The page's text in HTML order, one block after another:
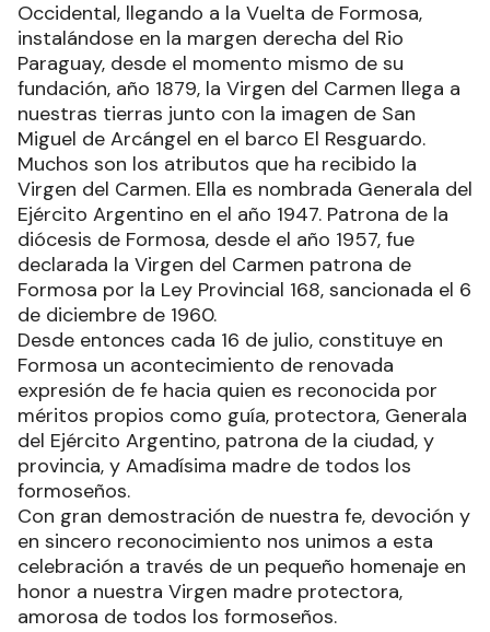
Occidental, llegando a la Vuelta de Formosa,
instalándose en la margen derecha del Rio
Paraguay, desde el momento mismo de su
fundación, año 1879, la Virgen del Carmen llega a
nuestras tierras junto con la imagen de San
Miguel de Arcángel en el barco El Resguardo.
Muchos son los atributos que ha recibido la
Virgen del Carmen. Ella es nombrada Generala del
Ejército Argentino en el año 1947. Patrona de la
diócesis de Formosa, desde el año 1957, fue
declarada la Virgen del Carmen patrona de
Formosa por la Ley Provincial 168, sancionada el 6
de diciembre de 1960.
Desde entonces cada 16 de julio, constituye en
Formosa un acontecimiento de renovada
expresión de fe hacia quien es reconocida por
méritos propios como guía, protectora, Generala
del Ejército Argentino, patrona de la ciudad, y
provincia, y Amadísima madre de todos los
formoseños.
Con gran demostración de nuestra fe, devoción y
en sincero reconocimiento nos unimos a esta
celebración a través de un pequeño homenaje en
honor a nuestra Virgen madre protectora,
amorosa de todos los formoseños.